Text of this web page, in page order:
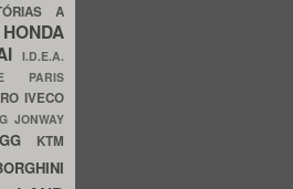
A
HONDA
I.D.E.A.
PARIS
IVECO
JONWAY
KTM